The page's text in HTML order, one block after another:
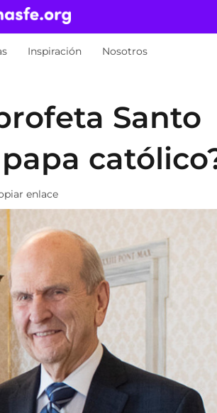
Inspiración Nosotros
Santo
enlace